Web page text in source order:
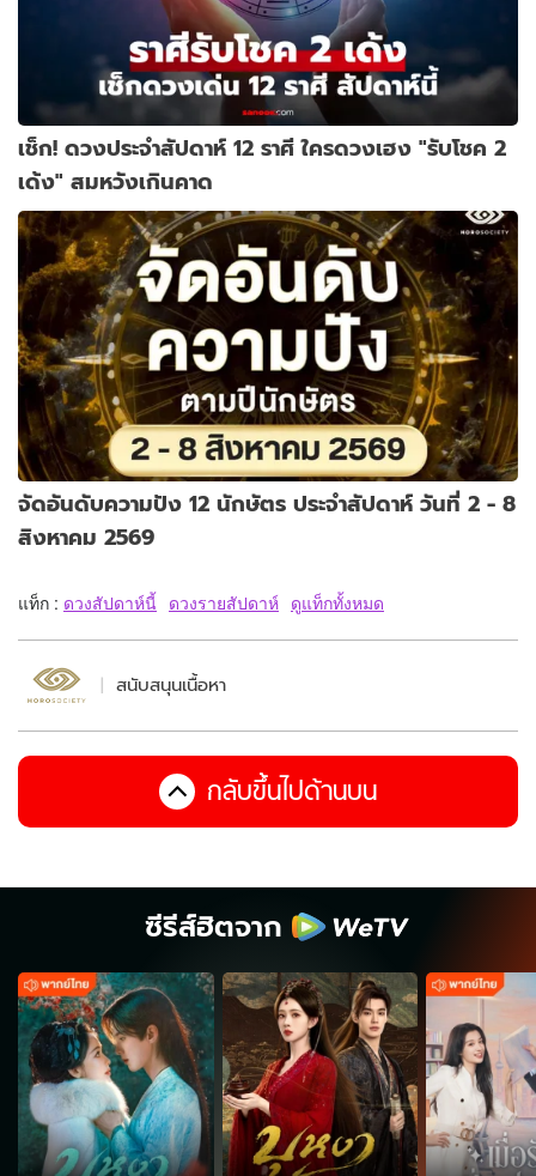
เช็ก! ดวงประจำสัปดาห์ 12 ราศี ใครดวงเฮง "รับโชค 2
เด้ง" สมหวังเกินคาด
จัดอันดับความปัง 12 นักษัตร ประจำสัปดาห์ วันที่ 2 - 8
สิงหาคม 2569
แท็ก : ดวงสัปดาห์นี้ ดวงรายสัปดาห์ ดูแท็กทั้งหมด
สนับสนุนเนื้อหา
กลับขึ้นไปด้านบน
ซีรีส์ฮิตจาก